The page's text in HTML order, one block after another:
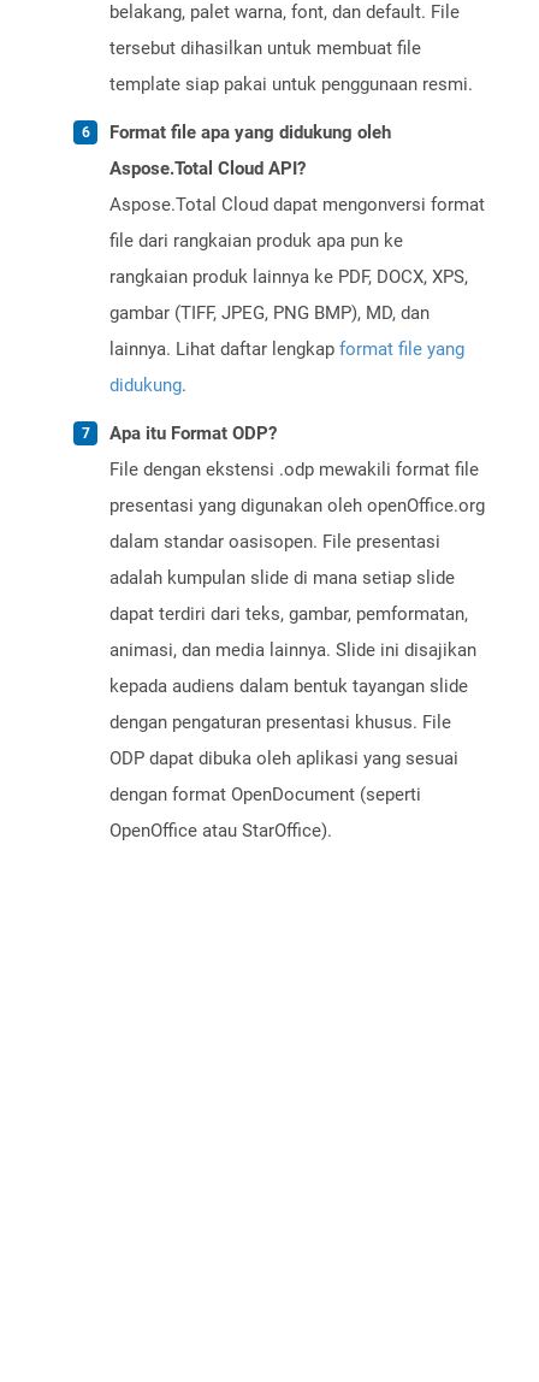
belakang, palet warna, font, dan default. File
tersebut dihasilkan untuk membuat file
template siap pakai untuk penggunaan resmi.
Format file apa yang didukung oleh
Aspose.Total Cloud API?
Aspose.Total Cloud dapat mengonversi format
file dari rangkaian produk apa pun ke
rangkaian produk lainnya ke PDF, DOCX, XPS,
gambar (TIFF, JPEG, PNG BMP), MD, dan
lainnya. Lihat daftar lengkap format file yang
didukung.
Apa itu Format ODP?
File dengan ekstensi .odp mewakili format file
presentasi yang digunakan oleh openOffice.org
dalam standar oasisopen. File presentasi
adalah kumpulan slide di mana setiap slide
dapat terdiri dari teks, gambar, pemformatan,
animasi, dan media lainnya. Slide ini disajikan
kepada audiens dalam bentuk tayangan slide
dengan pengaturan presentasi khusus. File
ODP dapat dibuka oleh aplikasi yang sesuai
dengan format OpenDocument (seperti
OpenOffice atau StarOffice).